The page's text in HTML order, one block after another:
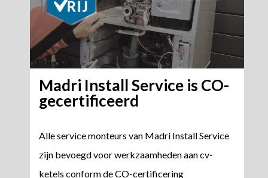
Madri Install Service is CO-
gecertificeerd
Alle service monteurs van Madri Install Service
zijn bevoegd voor werkzaamheden aan cv-
ketels conform de CO-certificering